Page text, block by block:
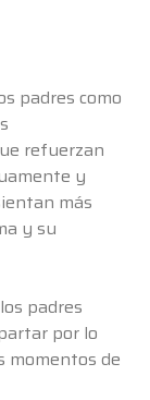
padres como
refuerzan
y
más
y su
padres
por lo
momentos de